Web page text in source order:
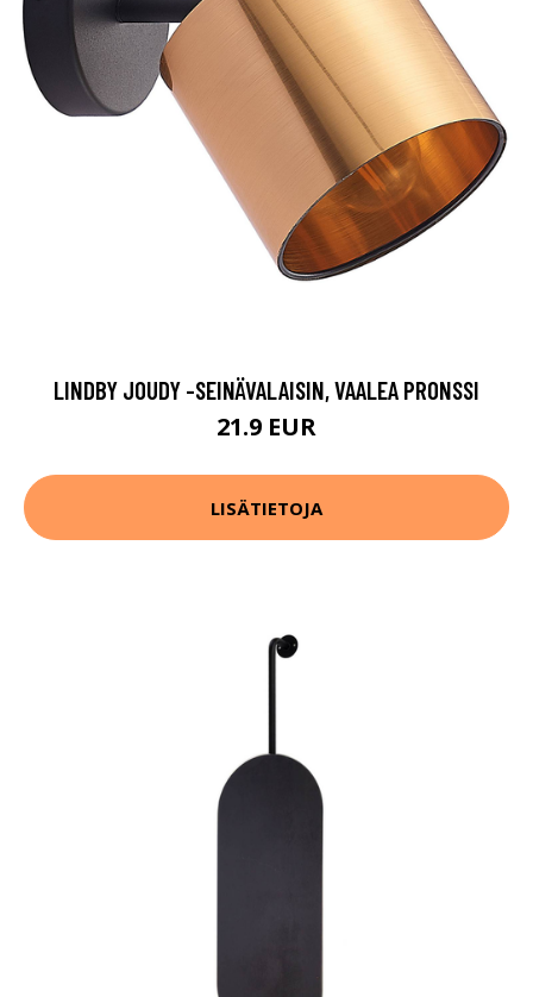
LINDBY JOUDY -SEINÄVALAISIN, VAALEA PRONSSI
21.9 EUR
LISÄTIETOJA